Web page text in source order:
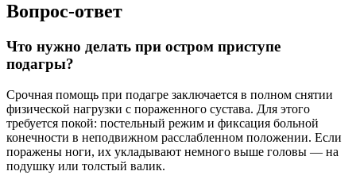
Вопрос-ответ
Что нужно делать при остром приступе
подагры?
Срочная помощь при подагре заключается в полном снятии
физической нагрузки с пораженного сустава. Для этого
требуется покой: постельный режим и фиксация больной
конечности в неподвижном расслабленном положении. Если
поражены ноги, их укладывают немного выше головы — на
подушку или толстый валик.